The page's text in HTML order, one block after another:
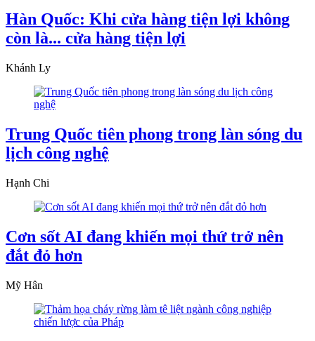
Hàn Quốc: Khi cửa hàng tiện lợi không
còn là... cửa hàng tiện lợi
Khánh Ly
Trung Quốc tiên phong trong làn sóng du
lịch công nghệ
Hạnh Chi
Cơn sốt AI đang khiến mọi thứ trở nên
đắt đỏ hơn
Mỹ Hân